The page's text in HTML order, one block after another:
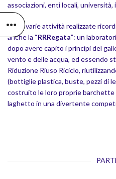
associazioni, enti locali, università,
Fra le varie attività realizzate
anche la “RRRegata”: un
dopo avere capito i principi del
vento e delle acqua, ed essendo
Riduzione Riuso Riciclo,
(bottiglie plastica, buste, pezzi di
costruito le loro proprie
laghetto in una divertente